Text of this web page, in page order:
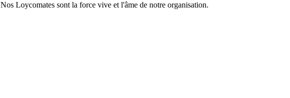
Nos Loycomates sont la force vive et l'âme de notre organisation.